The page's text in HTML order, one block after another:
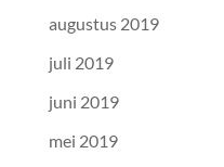
augustus 2019
juli 2019
juni 2019
mei 2019